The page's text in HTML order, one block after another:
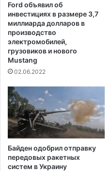
у
и
т
е
л
е
,
о
т
к
а
ы
Ford объявил об
инвестициях в размере 3,7
миллиарда долларов в
производство
электромобилей,
грузовиков и нового
Mustang
02.06.2022
Байден одобрил отправку
передовых ракетных
систем в Украину